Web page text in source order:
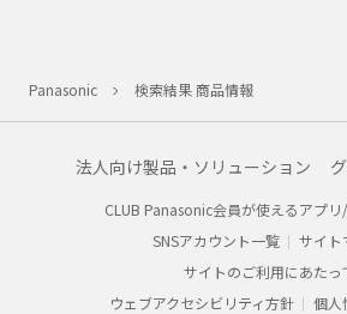
Panasonic 検索結果 商品情報
法人向け製品・ソリューション
CLUB Panasonic会員が使えるアプ
SNSアカウント一覧
サイト
サイトのご利用にあたっ
ウェブアクセシビリティ方針
個人